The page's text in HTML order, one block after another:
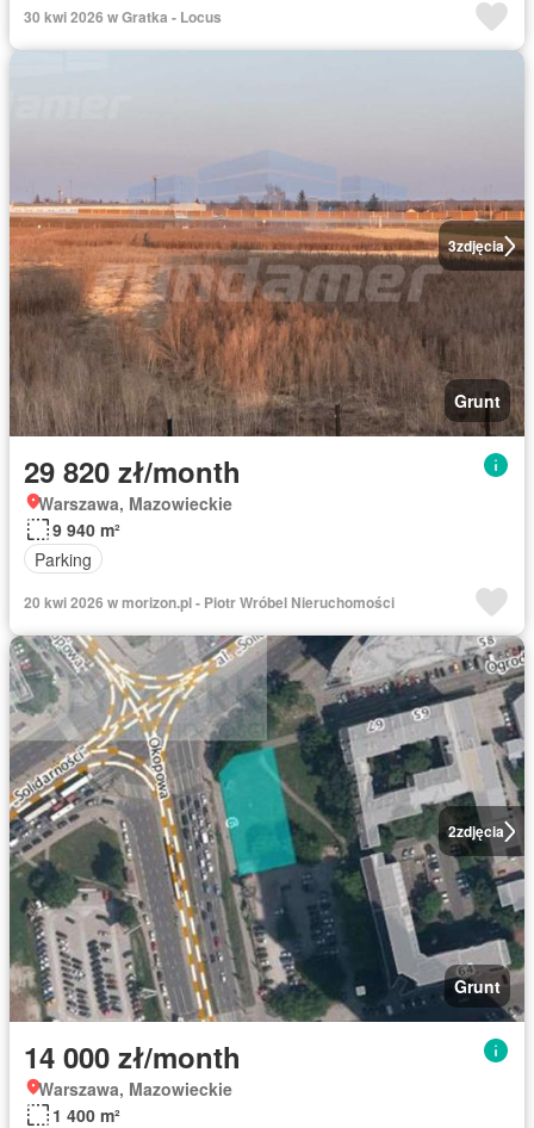
30 kwi 2026 w Gratka - Locus
3zdjęcia
Grunt
29 820 zł/month
Warszawa, Mazowieckie
9 940 m²
Parking
20 kwi 2026 w morizon.pl - Piotr Wróbel Nieruchomości
2zdjęcia
Grunt
14 000 zł/month
Warszawa, Mazowieckie
1 400 m²